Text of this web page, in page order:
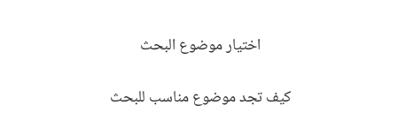
اختيار موضوع البحث
كيف تجد موضوع مناسب للبحث